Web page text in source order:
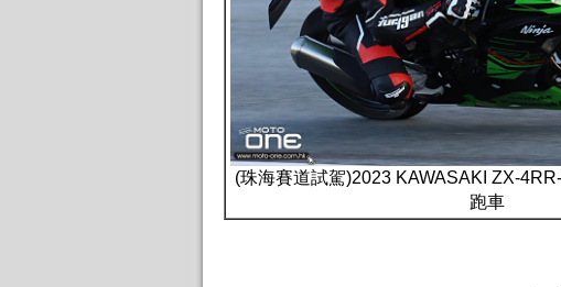
(珠海賽道試駕)2023 KAWASAKI ZX-
跑車